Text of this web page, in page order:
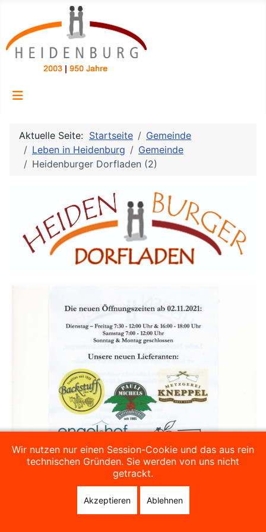
Aktuelle Seite: Startseite
Gemeinde
Leben in Heidenburg
Gemeinde
Heidenburger Dorfladen (2)
Wir nutzen nur einen Session-Cookie und das aus rein
technischen Gründen. Sie werden von uns nicht
getrackt.
Akzeptieren Ablehnen